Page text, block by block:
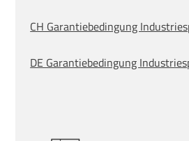
CH Garantiebedingung
DE Garantiebedingung